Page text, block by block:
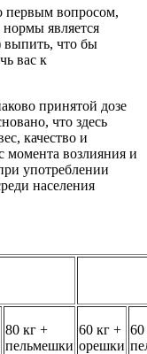
первым вопросом,
является
что бы
вас к
принятой дозе
что здесь
качество и
момента возлияния и
употреблении
населения
80 кг +
пельмешки
60 кг +
орешки
60